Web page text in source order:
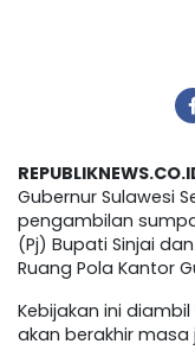
Gubernur Sulawesi
pengambilan
(Pj) Bupati Sinjai
Ruang Pola Kantor
Kebijakan ini
akan berakhir